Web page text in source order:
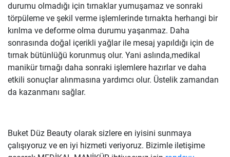
durumu olmadığı için tırnaklar yumuşamaz ve sonraki
törpüleme ve şekil verme işlemlerinde tırnakta herhangi bir
kırılma ve deforme olma durumu yaşanmaz. Daha
sonrasında doğal içerikli yağlar ile mesaj yapıldığı için de
tırnak bütünlüğü korunmuş olur. Yani aslında,medikal
manikür tırnağı daha sonraki işlemlere hazırlar ve daha
etkili sonuçlar alınmasına yardımcı olur. Üstelik zamandan
da kazanmanı sağlar.
Buket Düz Beauty olarak sizlere en iyisini sunmaya
çalışıyoruz ve en iyi hizmeti veriyoruz. Bizimle iletişime